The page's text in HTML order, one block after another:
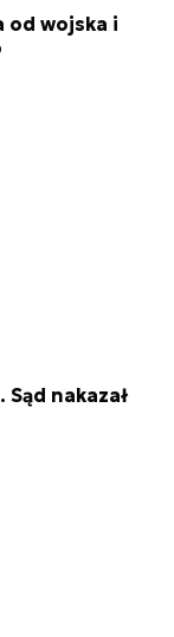
od wojska i
nakazał